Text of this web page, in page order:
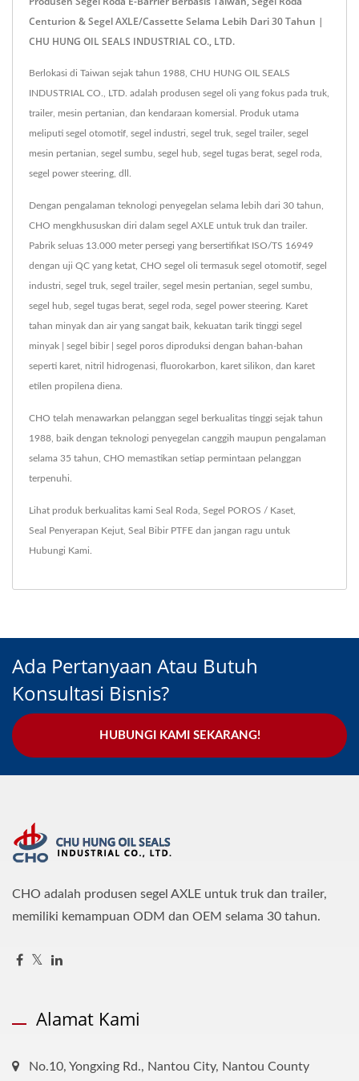
Centurion & Segel AXLE/Cassette Selama Lebih Dari 30 Tahun |
CHU HUNG OIL SEALS INDUSTRIAL CO., LTD.
Berlokasi di Taiwan sejak tahun 1988, CHU HUNG OIL SEALS
INDUSTRIAL CO., LTD. adalah produsen segel oli yang fokus pada truk,
trailer, mesin pertanian, dan kendaraan komersial. Produk utama
meliputi segel otomotif, segel industri, segel truk, segel trailer, segel
mesin pertanian, segel sumbu, segel hub, segel tugas berat, segel roda,
segel power steering, dll.
Dengan pengalaman teknologi penyegelan selama lebih dari 30 tahun,
CHO mengkhususkan diri dalam segel AXLE untuk truk dan trailer.
Pabrik seluas 13.000 meter persegi yang bersertifikat ISO/TS 16949
dengan uji QC yang ketat, CHO segel oli termasuk segel otomotif, segel
industri, segel truk, segel trailer, segel mesin pertanian, segel sumbu,
segel hub, segel tugas berat, segel roda, segel power steering. Karet
tahan minyak dan air yang sangat baik, kekuatan tarik tinggi segel
minyak | segel bibir | segel poros diproduksi dengan bahan-bahan
seperti karet, nitril hidrogenasi, fluorokarbon, karet silikon, dan karet
etilen propilena diena.
CHO telah menawarkan pelanggan segel berkualitas tinggi sejak tahun
1988, baik dengan teknologi penyegelan canggih maupun pengalaman
selama 35 tahun, CHO memastikan setiap permintaan pelanggan
terpenuhi.
Lihat produk berkualitas kami Seal Roda Segel POROS / Kaset
Seal Penyerapan Kejut Seal Bibir PTFE dan jangan ragu untuk
Hubungi Kami
Ada Pertanyaan Atau Butuh
Konsultasi Bisnis?
HUBUNGI KAMI SEKARANG!
CHO adalah produsen segel AXLE untuk truk dan trailer,
memiliki kemampuan ODM dan OEM selama 30 tahun.
Alamat Kami
No.10, Yongxing Rd., Nantou City, Nantou County